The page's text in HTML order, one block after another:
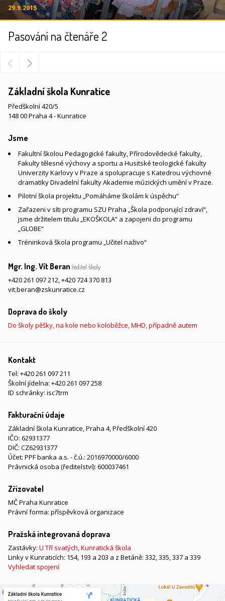
29.9.2015
Pasování na čtenáře 2
Základní škola Kunratice
Předškolní 420/5
148 00 Praha 4 - Kunratice
Jsme
Fakultní školou Pedagogické fakulty, Přírodovědecké fakulty,
Fakulty tělesné výchovy a sportu a Husitské teologické fakulty
Univerzity Karlovy v Praze a spolupracuje s Katedrou výchovné
dramatiky Divadelní fakulty Akademie múzických umění v Praze.
Pilotní škola projektu „Pomáháme školám k úspěchu“
Zařazeni v síti programu SZU Praha „Škola podporující zdraví“,
jsme držitelem titulu „EKOŠKOLA“ a zapojeni do programu
„GLOBE“
Tréninková škola programu „Učitel naživo“
Mgr. Ing. Vít Beran ředitel školy
+420 261 097 212,+420 724 370 813
vit.beran@zskunratice.cz
Doprava do školy
Do školy pěšky, na kole nebo koloběžce, MHD, případně autem
Kontakt
Tel: +420 261 097 211
Školní jídelna: +420 261 097 258
ID schránky: isc7trm
Fakturační údaje
Základní škola Kunratice, Praha 4, Předškolní 420
IČO: 62931377
DIČ: CZ62931377
Účet: PPF banka a.s. - č.ú.: 2016970000/6000
Právnická osoba (ředitelství): 600037461
Zřizovatel
MČ Praha Kunratice
Právní forma: příspěvková organizace
Pražská integrovaná doprava
Zastávky: U Tří svatých,Kunratická škola
Linky v Kunraticích: 154, 193 a 203 a z Betáně: 332, 335, 337 a 339
Vyhledat spojení